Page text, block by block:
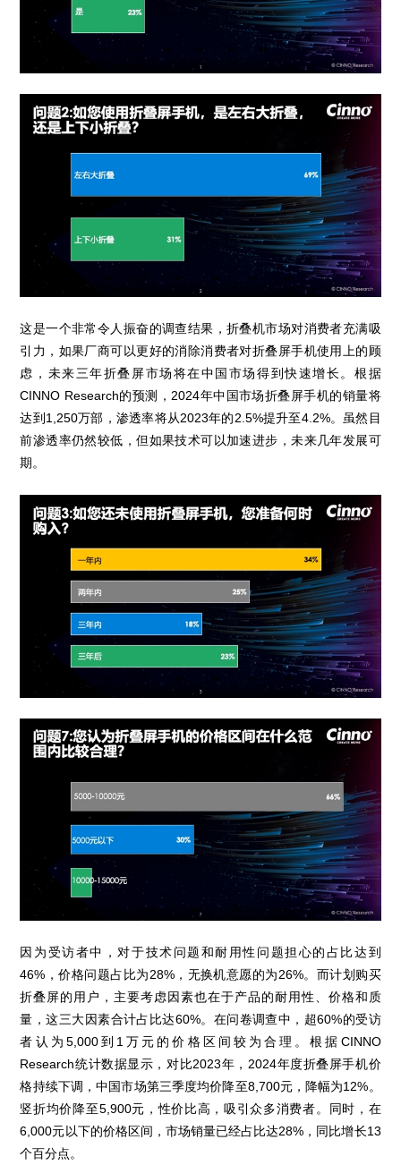
这是一个非常令人振奋的调查结果，折叠机市场对消费者充满吸
引力，如果厂商可以更好的消除消费者对折叠屏手机使用上的顾
虑，未来三年折叠屏市场将在中国市场得到快速增长。根据
CINNO Research的预测，2024年中国市场折叠屏手机的销量将
达到1,250万部，渗透率将从2023年的2.5%提升至4.2%。虽然目
前渗透率仍然较低，但如果技术可以加速进步，未来几年发展可
期。
因为受访者中，对于技术问题和耐用性问题担心的占比达到
46%，价格问题占比为28%，无换机意愿的为26%。而计划购买
折叠屏的用户，主要考虑因素也在于产品的耐用性、价格和质
量，这三大因素合计占比达60%。在问卷调查中，超60%的受访
者认为5,000到1万元的价格区间较为合理。根据CINNO
Research统计数据显示，对比2023年，2024年度折叠屏手机价
格持续下调，中国市场第三季度均价降至8,700元，降幅为12%。
竖折均价降至5,900元，性价比高，吸引众多消费者。同时，在
6,000元以下的价格区间，市场销量已经占比达28%，同比增长13
个百分点。